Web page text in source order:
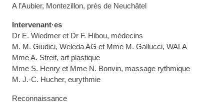
A l’Aubier, Montezillon, près de Neuchâtel
Intervenant·es
Dr E. Wiedmer et Dr F. Hibou, médecins
M. M. Giudici, Weleda AG et Mme M. Gallucci, WALA
Mme A. Streit, art plastique
Mme S. Henry et Mme N. Bonvin, massage rythmique
M. J.-C. Hucher, eurythmie
Reconnaissance